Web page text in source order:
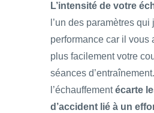
L’intensité de votre
l’un des paramètres
performance car il vous
plus facilement votre
séances
l’échauffementécarte
d’accident lié à un